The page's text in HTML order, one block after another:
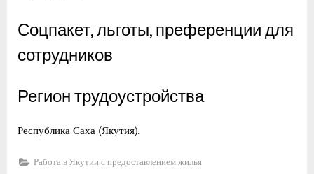
Соцпакет, льготы, преференции для
сотрудников
Регион трудоустройства
Республика Саха (Якутия).
Работа в Якутии с предоставлением жилья